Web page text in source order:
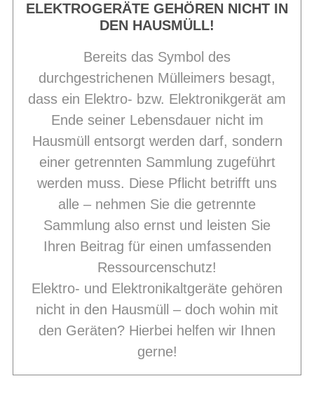
ELEKTROGERÄTE GEHÖREN NICHT IN
DEN HAUSMÜLL!
Bereits das Symbol des
durchgestrichenen Mülleimers besagt,
dass ein Elektro- bzw. Elektronikgerät am
Ende seiner Lebensdauer nicht im
Hausmüll entsorgt werden darf, sondern
einer getrennten Sammlung zugeführt
werden muss. Diese Pflicht betrifft uns
alle – nehmen Sie die getrennte
Sammlung also ernst und leisten Sie
Ihren Beitrag für einen umfassenden
Ressourcenschutz!
Elektro- und Elektronikaltgeräte gehören
nicht in den Hausmüll – doch wohin mit
den Geräten? Hierbei helfen wir Ihnen
gerne!